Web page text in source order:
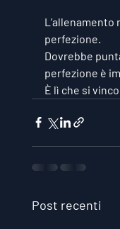
perfezione.
Dovrebbe
perfezione è
È lì che si
Post recenti